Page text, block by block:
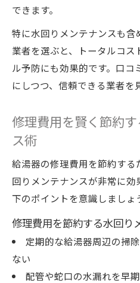
できます。
特に水回りメンテナンスも
業者を選ぶと、トータルコ
ル予防にも効果的です。口
にしつつ、信頼できる業者を
修理費用を賢く節約
ス術
給湯器の修理費用を節約す
回りメンテナンスが非常に効
下のポイントを意識しましょ
修理費用を節約する水回り
定期的な給湯器周辺の掃
ない
配管や蛇口の水漏れを早